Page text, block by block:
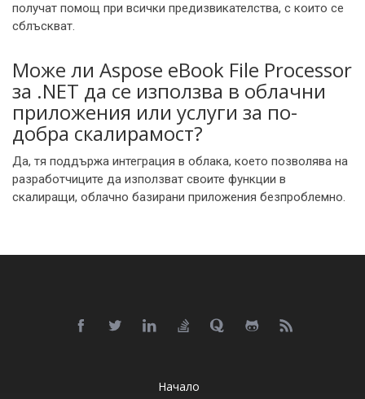
получат помощ при всички предизвикателства, с които се
сблъскват.
Може ли Aspose eBook File Processor
за .NET да се използва в облачни
приложения или услуги за по-
добра скалирамост?
Да, тя поддържа интеграция в облака, което позволява на
разработчиците да използват своите функции в
скалиращи, облачно базирани приложения безпроблемно.
Начало